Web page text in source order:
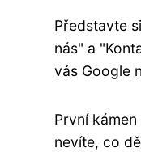
Představte
nás" a
vás Google
První
nevíte, co